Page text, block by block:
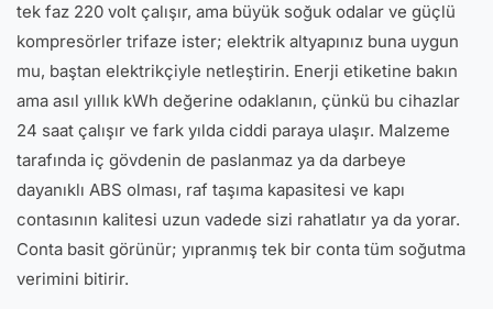
tek faz 220 volt çalışır, ama büyük soğuk odalar ve güçlü
kompresörler trifaze ister; elektrik altyapınız buna uygun
mu, baştan elektrikçiyle netleştirin. Enerji etiketine bakın
ama asıl yıllık kWh değerine odaklanın, çünkü bu cihazlar
24 saat çalışır ve fark yılda ciddi paraya ulaşır. Malzeme
tarafında iç gövdenin de paslanmaz ya da darbeye
dayanıklı ABS olması, raf taşıma kapasitesi ve kapı
contasının kalitesi uzun vadede sizi rahatlatır ya da yorar.
Conta basit görünür; yıpranmış tek bir conta tüm soğutma
verimini bitirir.